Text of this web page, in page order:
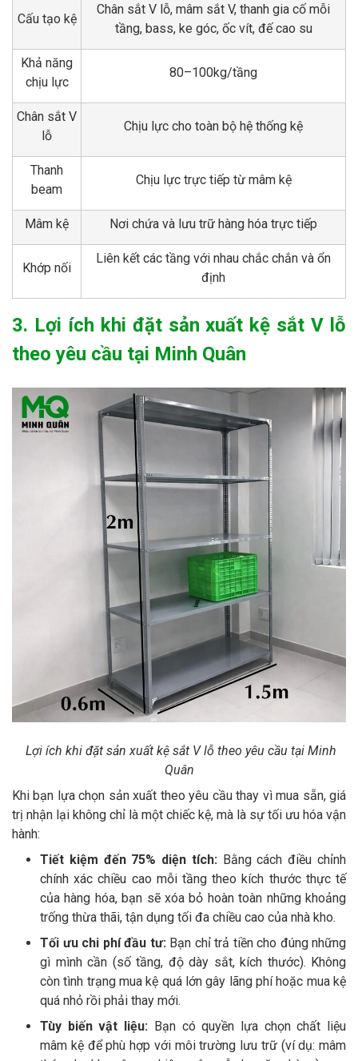
Cấu tạo kệ
Chân sắt V lỗ, mâm sắt V, thanh gia cố mỗi
tầng, bass, ke góc, ốc vít, đế cao su
Khả năng
chịu lực
80–100kg/tầng
Chân sắt V
lỗ
Chịu lực cho toàn bộ hệ thống kệ
Thanh
beam
Chịu lực trực tiếp từ mâm kệ
Mâm kệ Nơi chứa và lưu trữ hàng hóa trực tiếp
Khớp nối
Liên kết các tầng với nhau chắc chắn và ổn
định
3. Lợi ích khi đặt sản xuất kệ sắt V lỗ
theo yêu cầu tại Minh Quân
Lợi ích khi đặt sản xuất kệ sắt V lỗ theo yêu cầu tại Minh
Quân
Khi bạn lựa chọn sản xuất theo yêu cầu thay vì mua sẵn, giá
trị nhận lại không chỉ là một chiếc kệ, mà là sự tối ưu hóa vận
hành:
Tiết kiệm đến 75% diện tích: Bằng cách điều chỉnh
chính xác chiều cao mỗi tầng theo kích thước thực tế
của hàng hóa, bạn sẽ xóa bỏ hoàn toàn những khoảng
trống thừa thãi, tận dụng tối đa chiều cao của nhà kho.
Tối ưu chi phí đầu tư: Bạn chỉ trả tiền cho đúng những
gì mình cần (số tầng, độ dày sắt, kích thước). Không
còn tình trạng mua kệ quá lớn gây lãng phí hoặc mua kệ
quá nhỏ rồi phải thay mới.
Tùy biến vật liệu: Bạn có quyền lựa chọn chất liệu
mâm kệ để phù hợp với môi trường lưu trữ (ví dụ: mâm